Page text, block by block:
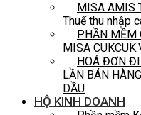
MISA AMIS
Thuế thu nhập
PHẦN MỀM
MISA
HOÁ ĐƠN
LẦN BÁN
DẦU
HỘ KINH DOANH